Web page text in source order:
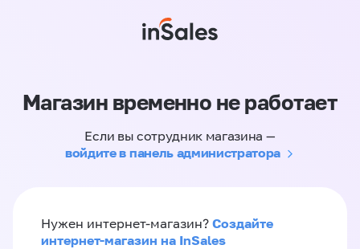
Магазин временно не работает
Если вы сотрудник магазина —
войдите в панель администратора
Нужен интернет-магазин? Создайте
интернет-магазин на InSales